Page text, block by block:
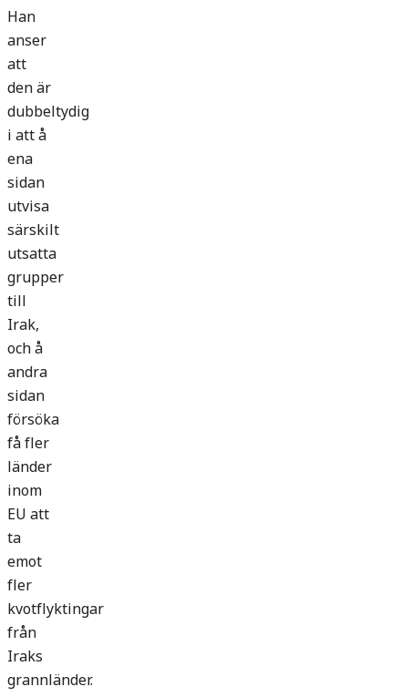
Han
anser
att
den är
dubbeltydig
i att å
ena
sidan
utvisa
särskilt
utsatta
grupper
till
Irak,
och å
andra
sidan
försöka
få fler
länder
inom
EU att
ta
emot
fler
kvotflyktingar
från
Iraks
grannländer.